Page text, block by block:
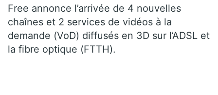
Free annonce l’arrivée de 4 nouvelles
chaînes et 2 services de vidéos à la
demande (VoD) diffusés en 3D sur l’ADSL et
la fibre optique (FTTH).